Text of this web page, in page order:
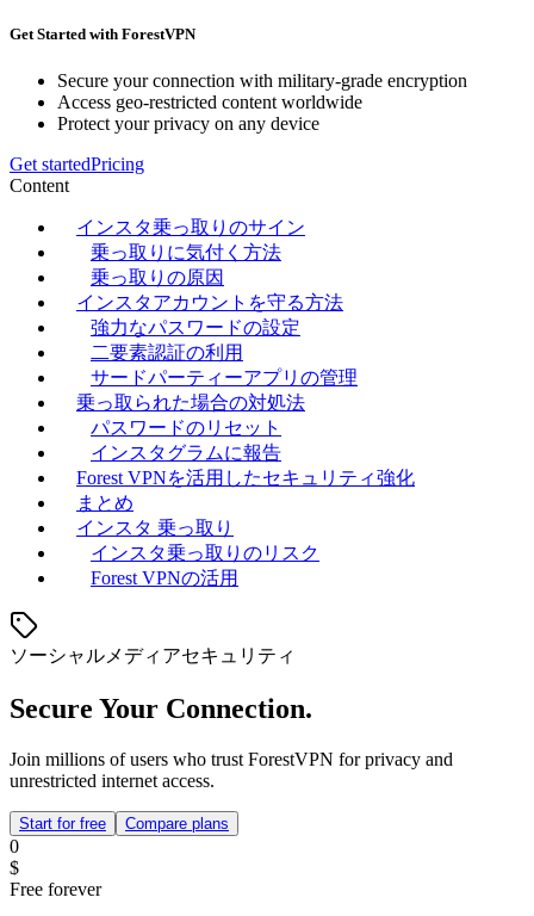
Get Started with ForestVPN
Secure your connection with military-grade encryption
Access geo-restricted content worldwide
Protect your privacy on any device
Get startedPricing
Content
インスタ乗っ取りのサイン
乗っ取りに気付く方法
乗っ取りの原因
インスタアカウントを守る方法
強力なパスワードの設定
二要素認証の利用
サードパーティーアプリの管理
乗っ取られた場合の対処法
パスワードのリセット
インスタグラムに報告
Forest VPNを活用したセキュリティ強化
まとめ
インスタ 乗っ取り
インスタ乗っ取りのリスク
Forest VPNの活用
ソーシャルメディアセキュリティ
Secure Your Connection.
Join millions of users who trust ForestVPN for privacy and
unrestricted internet access.
Start for free Compare plans
0
$
Free forever